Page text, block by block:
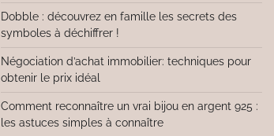
Dobble : découvrez en famille les secrets des
symboles à déchiffrer !
Négociation d’achat immobilier: techniques pour
obtenir le prix idéal
Comment reconnaître un vrai bijou en argent 925 :
les astuces simples à connaître